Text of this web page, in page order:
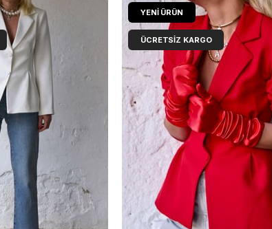
YENI ÜRÜN
ÜCRETSIZ KARGO